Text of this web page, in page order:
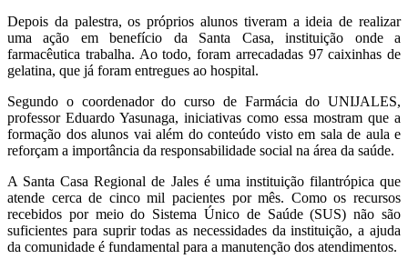
Depois da palestra, os próprios alunos tiveram a ideia de realizar
uma ação em benefício da Santa Casa, instituição onde a
farmacêutica trabalha. Ao todo, foram arrecadadas 97 caixinhas de
gelatina, que já foram entregues ao hospital.
Segundo o coordenador do curso de Farmácia do UNIJALES,
professor Eduardo Yasunaga, iniciativas como essa mostram que a
formação dos alunos vai além do conteúdo visto em sala de aula e
reforçam a importância da responsabilidade social na área da saúde.
A Santa Casa Regional de Jales é uma instituição filantrópica que
atende cerca de cinco mil pacientes por mês. Como os recursos
recebidos por meio do Sistema Único de Saúde (SUS) não são
suficientes para suprir todas as necessidades da instituição, a ajuda
da comunidade é fundamental para a manutenção dos atendimentos.